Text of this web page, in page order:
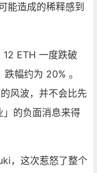
能造成的稀释感到
ETH 一度跌破
幅约为 20% 。
风波，并不会比先
的负面消息来得
，这次惹怒了整个